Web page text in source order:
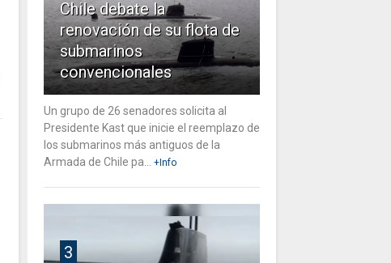
Chile debate la
renovación de su flota de
submarinos
convencionales
Un grupo de 26 senadores solicita al
Presidente Kast que inicie el reemplazo de
los submarinos más antiguos de la
Armada de Chile pa...
+Info
3